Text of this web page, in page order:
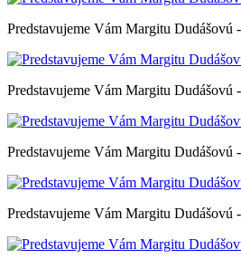
Predstavujeme Vám Margitu Dudášovú
Predstavujeme Vám Margitu Dudášovú
Predstavujeme Vám Margitu Dudášovú
Predstavujeme Vám Margitu Dudášovú